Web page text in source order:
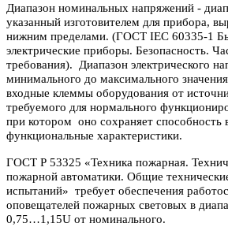
Диапазон номинальных напряжений -
указанный изготовителем для прибора,
нижним пределами. (ГОСТ IEC 60335-1
электрические приборы. Безопасность.
требования). Диапазон электрического
минимального до максимального
входные клеммы оборудования от
требуемого для нормального
при котором оно сохраняет способность
функциональные характеристики.
ГОСТ Р 53325 «Техника пожарная.
пожарной автоматики. Общие
испытаний» требует обеспечения
оповещателей пожарных световых в
0,75…1,15U от номинального.